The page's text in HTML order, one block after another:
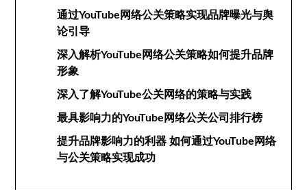
通过YouTube网络公关策略实现品牌曝光与舆
论引导
深入解析YouTube网络公关策略如何提升品牌
形象
深入了解YouTube公关网络的策略与实践
最具影响力的YouTube网络公关公司排行榜
提升品牌影响力的利器 如何通过YouTube网络
与公关策略实现成功